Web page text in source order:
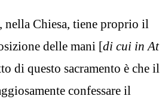
nella Chiesa, tiene proprio il
delle mani [di cui in At
di questo sacramento è che il
confessare il